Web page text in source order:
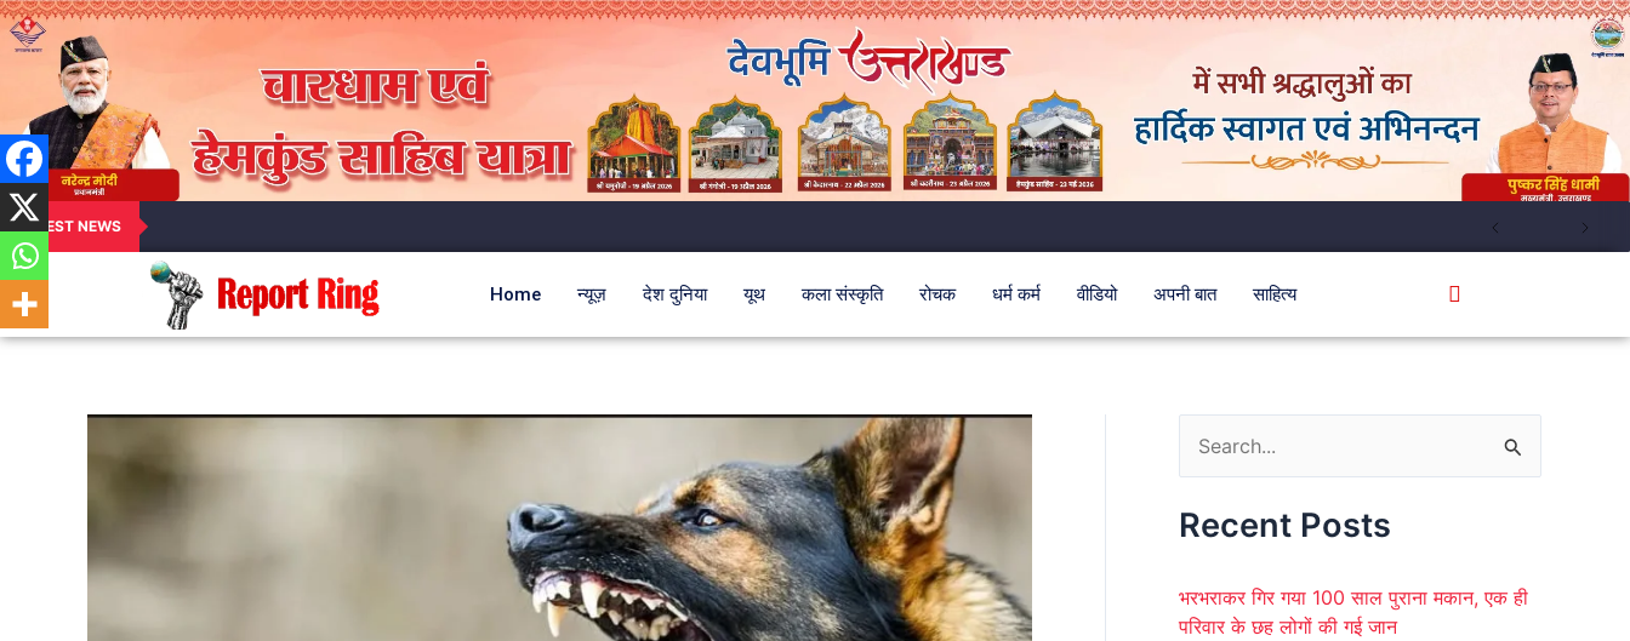
LATEST NEWS
Home न्यूज़ देश दुनिया यूथ कला संस्कृति रोचक धर्म कर्म वीडियो अपनी बात साहित्य
a
c
Recent Posts
भरभराकर गिर गया 100 साल पुराना मकान, एक ही
परिवार के छह लोगों की गई जान